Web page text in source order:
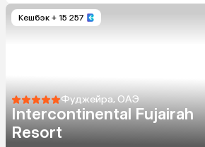
Кешбэк + 15 257
Фуджейра, ОАЭ
Intercontinental Fujairah
Resort